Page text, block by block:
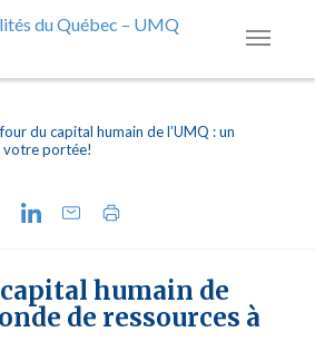
du capital humain de l’UMQ : un
votre portée!
humain de
de ressources à